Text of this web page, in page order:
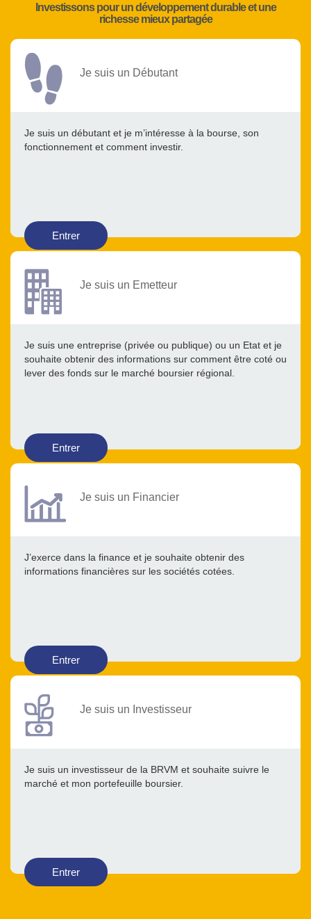
Investissons pour un développement durable et une
richesse mieux partagée
Je suis un Débutant
Je suis un débutant et je m’intéresse à la bourse, son
fonctionnement et comment investir.
Entrer
Je suis un Emetteur
Je suis une entreprise (privée ou publique) ou un Etat et je
souhaite obtenir des informations sur comment être coté ou
lever des fonds sur le marché boursier régional.
Entrer
Je suis un Financier
J’exerce dans la finance et je souhaite obtenir des
informations financières sur les sociétés cotées.
Entrer
Je suis un Investisseur
Je suis un investisseur de la BRVM et souhaite suivre le
marché et mon portefeuille boursier.
Entrer